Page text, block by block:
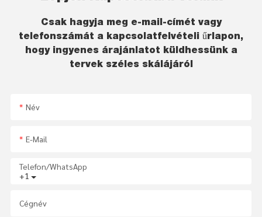
Csak hagyja meg e-mail-címét vagy
telefonszámát a kapcsolatfelvételi űrlapon,
hogy ingyenes árajánlatot küldhessünk a
tervek széles skálájáról
Név
E-Mail
+1
Telefon/WhatsApp
Cégnév